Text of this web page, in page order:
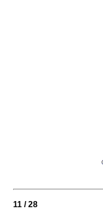
11 / 28